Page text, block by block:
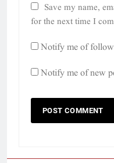
Save my name,
for the next time I
Notify me of
Notify me of new